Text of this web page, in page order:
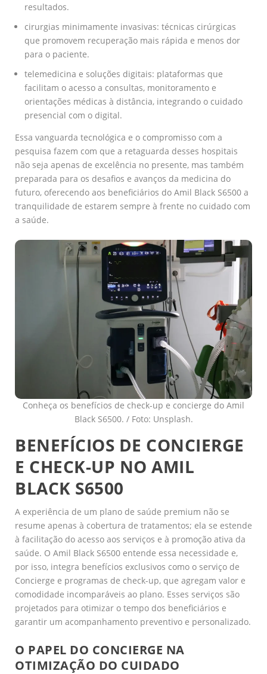
resultados.
cirurgias minimamente invasivas: técnicas cirúrgicas
que promovem recuperação mais rápida e menos dor
para o paciente.
telemedicina e soluções digitais: plataformas que
facilitam o acesso a consultas, monitoramento e
orientações médicas à distância, integrando o cuidado
presencial com o digital.
Essa vanguarda tecnológica e o compromisso com a
pesquisa fazem com que a retaguarda desses hospitais
não seja apenas de excelência no presente, mas também
preparada para os desafios e avanços da medicina do
futuro, oferecendo aos beneficiários do Amil Black S6500 a
tranquilidade de estarem sempre à frente no cuidado com
a saúde.
Conheça os benefícios de check-up e concierge do Amil
Black S6500. / Foto: Unsplash.
BENEFÍCIOS DE CONCIERGE
E CHECK-UP NO AMIL
BLACK S6500
A experiência de um plano de saúde premium não se
resume apenas à cobertura de tratamentos; ela se estende
à facilitação do acesso aos serviços e à promoção ativa da
saúde. O Amil Black S6500 entende essa necessidade e,
por isso, integra benefícios exclusivos como o serviço de
Concierge e programas de check-up, que agregam valor e
comodidade incomparáveis ao plano. Esses serviços são
projetados para otimizar o tempo dos beneficiários e
garantir um acompanhamento preventivo e personalizado.
O PAPEL DO CONCIERGE NA
OTIMIZAÇÃO DO CUIDADO